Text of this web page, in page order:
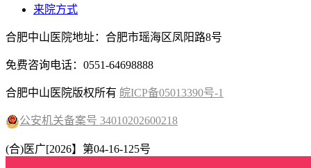
来院方式
合肥中山医院地址：合肥市瑶海区凤阳路8号
免费咨询电话：0551-64698888
合肥中山医院版权所有 皖ICP备05013390号-1
公安机关备案号 34010202600218
(合)医广[2026】第04-16-125号